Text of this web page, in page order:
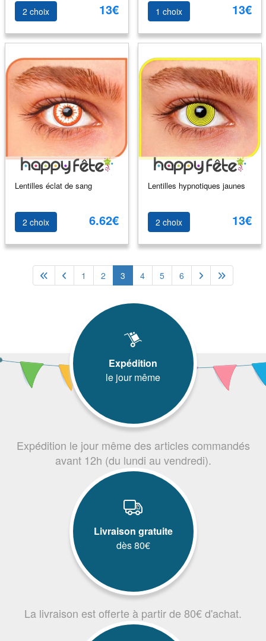
2 choix 13€ 1 choix 13€
Lentilles éclat de sang
2 choix 6.62€
Lentilles hypnotiques jaunes
2 choix 13€
1 2 3 4 5 6
Expédition
le jour même
Expédition le jour même des articles commandés
avant 12h (du lundi au vendredi).
Livraison gratuite
dès 80€
La livraison est offerte à partir de 80€ d'achat.